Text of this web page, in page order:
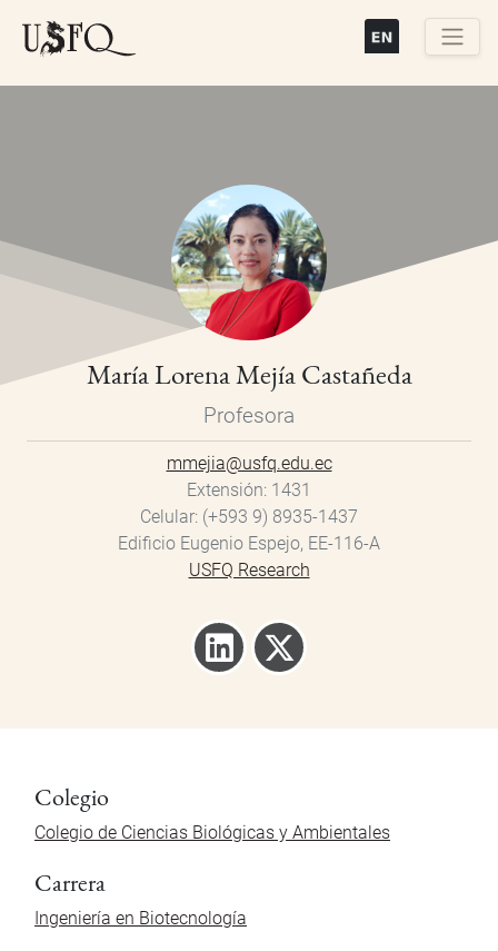
María Lorena Mejía Castañeda
Profesora
mmejia@usfq.edu.ec
Extensión 1431
Celular (+593 9) 8935-1437
Edificio Eugenio Espejo, EE-116-A
USFQ Research
Colegio
Colegio de Ciencias Biológicas y Ambientales
Carrera
Ingeniería en Biotecnología